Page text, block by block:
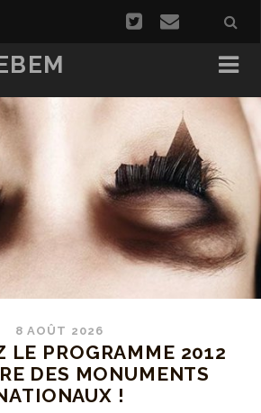
8 AOÛT 2026
LE PROGRAMME 2012
DES MONUMENTS
!